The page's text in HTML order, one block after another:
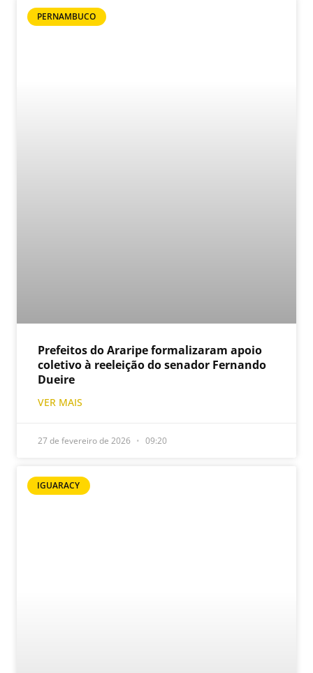
PERNAMBUCO
Prefeitos do Araripe formalizaram apoio
coletivo à reeleição do senador Fernando
Dueire
VER MAIS
27 de fevereiro de 2026 09:20
IGUARACY